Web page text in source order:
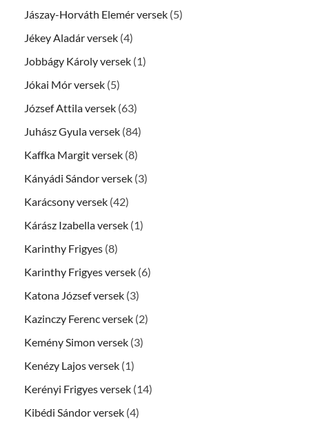
Jászay-Horváth Elemér versek (5)
Jékey Aladár versek (4)
Jobbágy Károly versek (1)
Jókai Mór versek (5)
József Attila versek (63)
Juhász Gyula versek (84)
Kaffka Margit versek (8)
Kányádi Sándor versek (3)
Karácsony versek (42)
Kárász Izabella versek (1)
Karinthy Frigyes (8)
Karinthy Frigyes versek (6)
Katona József versek (3)
Kazinczy Ferenc versek (2)
Kemény Simon versek (3)
Kenézy Lajos versek (1)
Kerényi Frigyes versek (14)
Kibédi Sándor versek (4)